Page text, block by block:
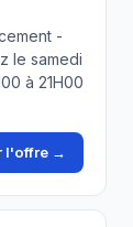
-
le samedi
à 21H00
l'offre →